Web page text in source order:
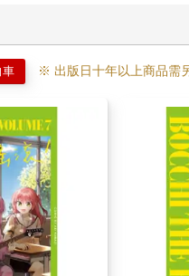
車 ※ 出版日十年以上商品需